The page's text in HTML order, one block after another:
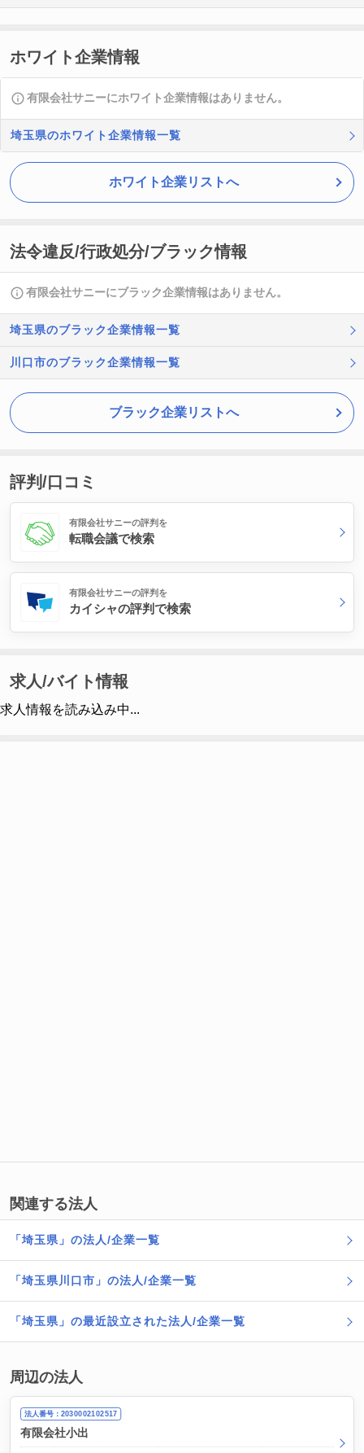
ホワイト企業情報
有限会社サニーにホワイト企業情報はありません。
埼玉県のホワイト企業情報一覧
ホワイト企業リストへ
法令違反/行政処分/ブラック情報
有限会社サニーにブラック企業情報はありません。
埼玉県のブラック企業情報一覧
川口市のブラック企業情報一覧
ブラック企業リストへ
評判/口コミ
有限会社サニーの評判を
転職会議で検索
有限会社サニーの評判を
カイシャの評判で検索
求人/バイト情報
求人情報を読み込み中...
関連する法人
「埼玉県」の法人/企業一覧
「埼玉県川口市」の法人/企業一覧
「埼玉県」の最近設立された法人/企業一覧
周辺の法人
法人番号：2030002102517
有限会社小出